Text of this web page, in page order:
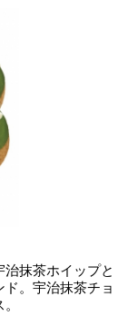
抹茶ホイップと
。宇治抹茶チョ